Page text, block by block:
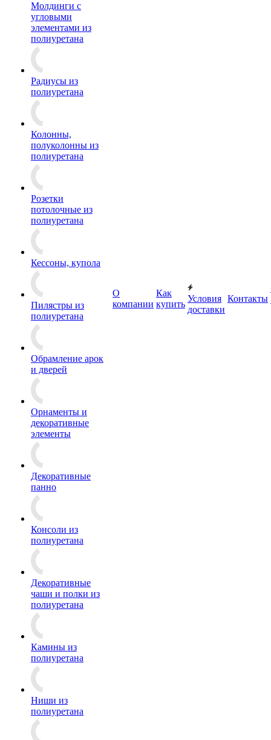
Молдинги с
угловыми
элементами из
полиуретана
Радиусы из
полиуретана
Колонны,
полуколонны из
полиуретана
Розетки
потолочные из
полиуретана
Кессоны, купола
Пилястры из
полиуретана
Обрамление арок
и дверей
Орнаменты и
декоративные
элементы
Декоративные
панно
Консоли из
полиуретана
Декоративные
чаши и полки из
полиуретана
Камины из
полиуретана
Ниши из
полиуретана
О
компании
Как
купить
Условия
доставки
Контакты